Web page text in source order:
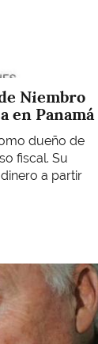
Niembro
en Panamá
dueño de
fiscal. Su
a partir